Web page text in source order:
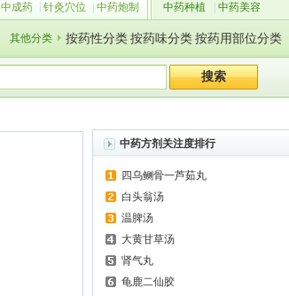
中成药 针灸穴位 中药炮制 中药种植 中药美容
其他分类 按药性分类 按药味分类 按药用部位分类
中药方剂关注度排行
四乌鲗骨一芦茹丸
白头翁汤
温脾汤
大黄甘草汤
肾气丸
龟鹿二仙胶